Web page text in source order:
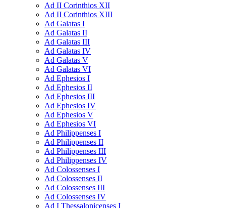
Ad II Corinthios XII
Ad II Corinthios XIII
Ad Galatas I
Ad Galatas II
Ad Galatas III
Ad Galatas IV
Ad Galatas V
Ad Galatas VI
Ad Ephesios I
Ad Ephesios II
Ad Ephesios III
Ad Ephesios IV
Ad Ephesios V
Ad Ephesios VI
Ad Philippenses I
Ad Philippenses II
Ad Philippenses III
Ad Philippenses IV
Ad Colossenses I
Ad Colossenses II
Ad Colossenses III
Ad Colossenses IV
Ad I Thessalonicenses I